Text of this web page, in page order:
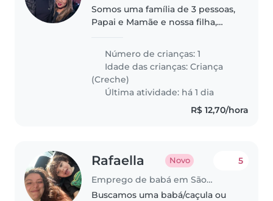
Somos uma família de 3 pessoas,
Papai e Mamãe e nossa filha,
de segunda a sexta, nossa filha
vai para escolinha de segunda a
sexta-feira no período..
Número de crianças: 1
Idade das crianças:Criança
(Creche)
Última atividade: há 1 dia
R$ 12,70/hora
Rafaella Novo
Emprego de babá em São Paulo
5
Buscamos uma babá/caçula ou